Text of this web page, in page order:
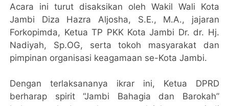
Acara ini turut disaksikan oleh Wakil Wali Kota
Jambi Diza Hazra Aljosha, S.E., M.A., jajaran
Forkopimda, Ketua TP PKK Kota Jambi Dr. dr. Hj.
Nadiyah, Sp.OG, serta tokoh masyarakat dan
pimpinan organisasi keagamaan se-Kota Jambi.
​Dengan terlaksananya ikrar ini, Ketua DPRD
berharap spirit “Jambi Bahagia dan Barokah”